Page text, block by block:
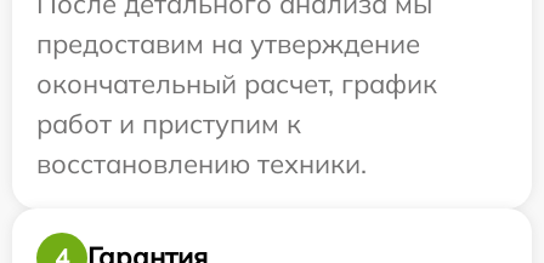
предоставим на утверждение
окончательный расчет, график
работ и приступим к
восстановлению техники.